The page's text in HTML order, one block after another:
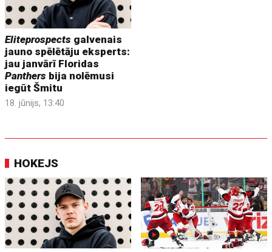
Eliteprospects galvenais
jauno spēlētāju eksperts:
jau janvārī Floridas
Panthers bija nolēmusi
iegūt Šmitu
18. jūnijs, 13:40
HOKEJS